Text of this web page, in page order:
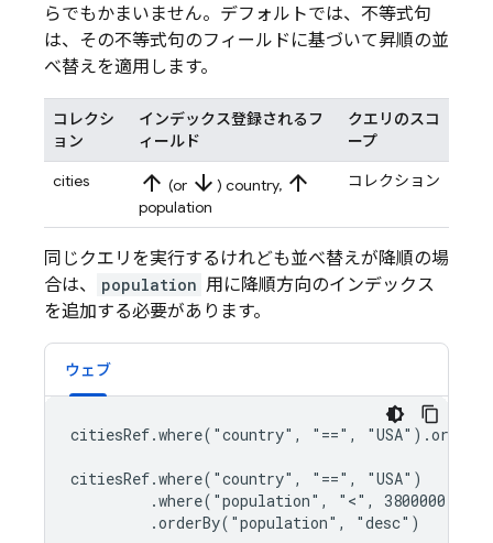
らでもかまいません。デフォルトでは、不等式句
は、その不等式句のフィールドに基づいて昇順の並
べ替えを適用します。
コレクシ
ョン
インデックス登録されるフ
ィールド
クエリのスコ
ープ
cities
arrow_upward (or arrow_downward ) country, arrow_upward
population
コレクション
同じクエリを実行するけれども並べ替えが降順の場
合は、
population 用に降順方向のインデックス
を追加する必要があります。
ウェブ
citiesRef.where("country", "==",
citiesRef.where("country", "==", "USA")
         .where("population", "<", 3800000)
         .orderBy("population", "desc")